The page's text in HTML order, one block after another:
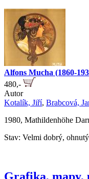
Alfons Mucha (1860-
480,-
Autor
Kotalík, Jiří, Brabcová,
1980, Mathildenhöhe
Stav: Velmi dobrý,